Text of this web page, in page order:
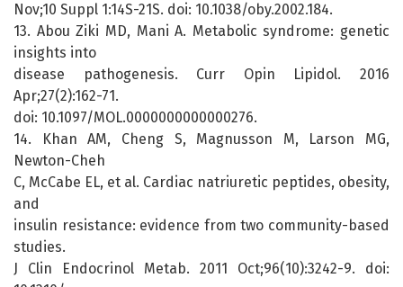
Nov;10 Suppl 1:14S-21S. doi: 10.1038/oby.2002.184.
13. Abou Ziki MD, Mani A. Metabolic syndrome: genetic
insights into
disease pathogenesis. Curr Opin Lipidol. 2016
Apr;27(2):162-71.
doi: 10.1097/MOL.0000000000000276.
14. Khan AM, Cheng S, Magnusson M, Larson MG,
Newton-Cheh
C, McCabe EL, et al. Cardiac natriuretic peptides, obesity,
and
insulin resistance: evidence from two community-based
studies.
J Clin Endocrinol Metab. 2011 Oct;96(10):3242-9. doi: